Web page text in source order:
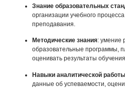
Знание образовательных
организации учебного
преподавания.
Методические знания: умение
образовательные программы,
оценивать результаты
Навыки аналитической работы
данные об успеваемости,